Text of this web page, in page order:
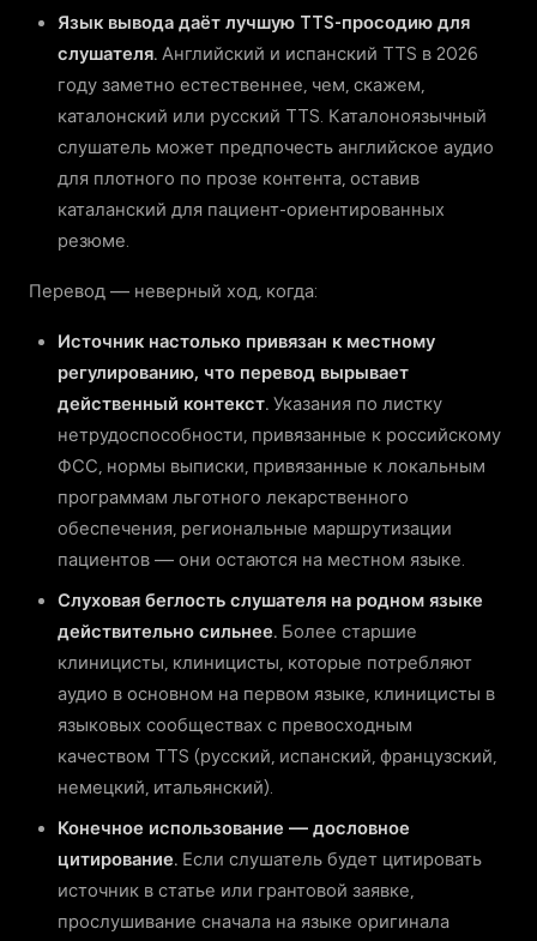
Язык вывода даёт лучшую TTS-просодию для
слушателя. Английский и испанский TTS в 2026
году заметно естественнее, чем, скажем,
каталонский или русский TTS. Каталоноязычный
слушатель может предпочесть английское аудио
для плотного по прозе контента, оставив
каталанский для пациент-ориентированных
резюме.
Перевод — неверный ход, когда:
Источник настолько привязан к местному
регулированию, что перевод вырывает
действенный контекст. Указания по листку
нетрудоспособности, привязанные к российскому
ФСС, нормы выписки, привязанные к локальным
программам льготного лекарственного
обеспечения, региональные маршрутизации
пациентов — они остаются на местном языке.
Слуховая беглость слушателя на родном языке
действительно сильнее. Более старшие
клиницисты, клиницисты, которые потребляют
аудио в основном на первом языке, клиницисты в
языковых сообществах с превосходным
качеством TTS (русский, испанский, французский,
немецкий, итальянский).
Конечное использование — дословное
цитирование. Если слушатель будет цитировать
источник в статье или грантовой заявке,
прослушивание сначала на языке оригинала